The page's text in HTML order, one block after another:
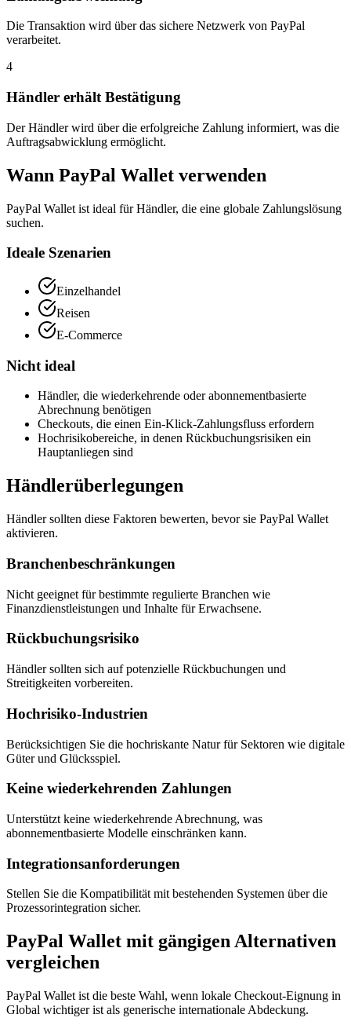
Die Transaktion wird über das sichere Netzwerk von PayPal
verarbeitet.
4
Händler erhält Bestätigung
Der Händler wird über die erfolgreiche Zahlung informiert, was die
Auftragsabwicklung ermöglicht.
Wann PayPal Wallet verwenden
PayPal Wallet ist ideal für Händler, die eine globale Zahlungslösung
suchen.
Ideale Szenarien
Einzelhandel
Reisen
E-Commerce
Nicht ideal
Händler, die wiederkehrende oder abonnementbasierte
Abrechnung benötigen
Checkouts, die einen Ein-Klick-Zahlungsfluss erfordern
Hochrisikobereiche, in denen Rückbuchungsrisiken ein
Hauptanliegen sind
Händlerüberlegungen
Händler sollten diese Faktoren bewerten, bevor sie PayPal Wallet
aktivieren.
Branchenbeschränkungen
Nicht geeignet für bestimmte regulierte Branchen wie
Finanzdienstleistungen und Inhalte für Erwachsene.
Rückbuchungsrisiko
Händler sollten sich auf potenzielle Rückbuchungen und
Streitigkeiten vorbereiten.
Hochrisiko-Industrien
Berücksichtigen Sie die hochriskante Natur für Sektoren wie digitale
Güter und Glücksspiel.
Keine wiederkehrenden Zahlungen
Unterstützt keine wiederkehrende Abrechnung, was
abonnementbasierte Modelle einschränken kann.
Integrationsanforderungen
Stellen Sie die Kompatibilität mit bestehenden Systemen über die
Prozessorintegration sicher.
PayPal Wallet mit gängigen Alternativen
vergleichen
PayPal Wallet ist die beste Wahl, wenn lokale Checkout-Eignung in
Global wichtiger ist als generische internationale Abdeckung.